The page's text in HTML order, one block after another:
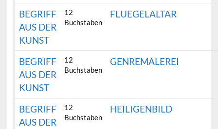
BEGRIFF
AUS DER
KUNST
12
Buchstaben
FLUEGELALTAR
BEGRIFF
AUS DER
KUNST
12
Buchstaben
GENREMALEREI
BEGRIFF
AUS DER
12
Buchstaben
HEILIGENBILD